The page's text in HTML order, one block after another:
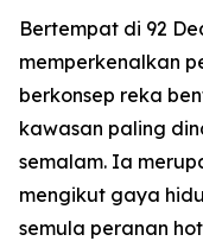
Bertempat di 92
memperkenalkan
berkonsep reka
kawasan paling
semalam. Ia
mengikut gaya
semula peranan